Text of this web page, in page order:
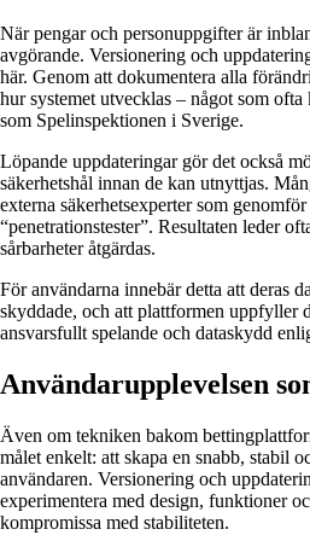
När pengar och personuppgifter är
avgörande. Versionering och
här. Genom att dokumentera alla
hur systemet utvecklas – något som
som Spelinspektionen i Sverige.
Löpande uppdateringar gör det också
säkerhetshål innan de kan utnyttjas.
externa säkerhetsexperter som
“penetrationstester”. Resultaten leder
sårbarheter åtgärdas.
För användarna innebär detta att deras
skyddade, och att plattformen uppfyller
ansvarsfullt spelande och dataskydd
Användarupplevelsen
Även om tekniken bakom
målet enkelt: att skapa en snabb, stabil
användaren. Versionering och
experimentera med design, funktioner
kompromissa med stabiliteten.